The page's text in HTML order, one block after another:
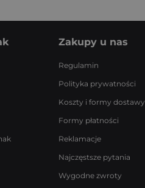
Zakupy u nas
Regulamin
Polityka prywatności
Koszty i formy dostawy
Formy płatności
Reklamacje
Najczęstsze pytania
Wygodne zwroty